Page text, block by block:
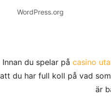
WordPress.org
Innan du spelar på casino
att du har full koll på vad
är